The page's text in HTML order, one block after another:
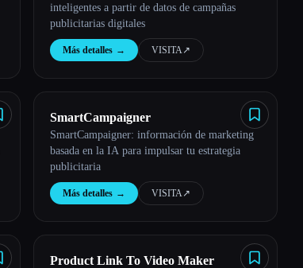
inteligentes a partir de datos de campañas
publicitarias digitales
Más detalles → VISITA↗︎
SmartCampaigner
SmartCampaigner: información de marketing
basada en la IA para impulsar tu estrategia
publicitaria
Más detalles → VISITA↗︎
Product Link To Video Maker